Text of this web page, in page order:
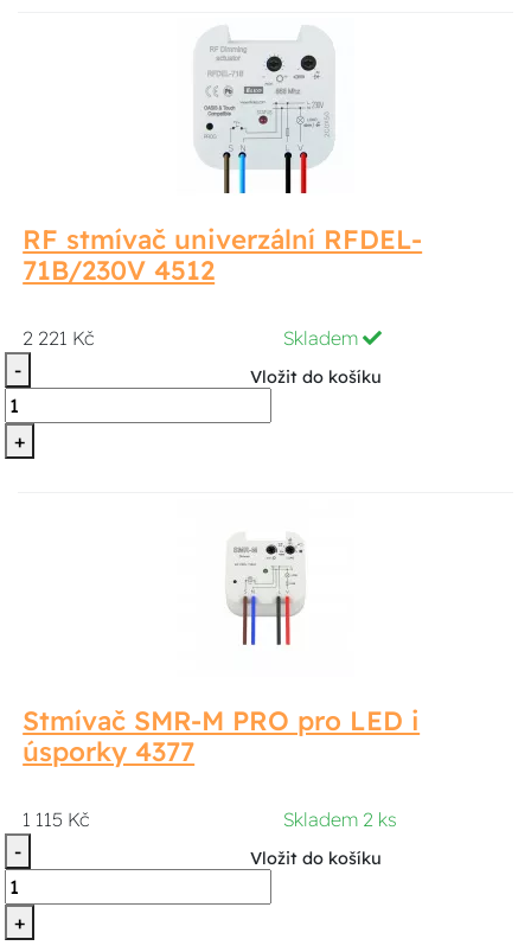
RF stmívač univerzální RFDEL-
71B/230V 4512
2 221 Kč
Skladem
-
+
Vložit do košíku
Stmívač SMR-M PRO pro LED i
úsporky 4377
1 115 Kč
Skladem 2 ks
-
+
Vložit do košíku